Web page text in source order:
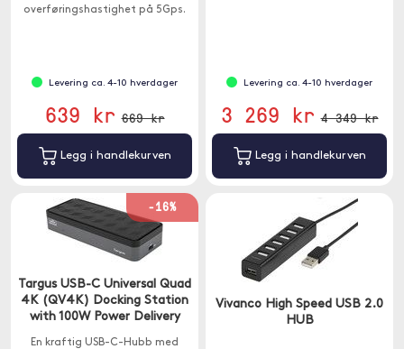
overføringshastighet på 5Gps.
Levering ca. 4-10 hverdager
639 kr 669 kr
Legg i handlekurven
Levering ca. 4-10 hverdager
3 269 kr 4 349 kr
Legg i handlekurven
-16%
Targus USB-C Universal Quad
4K (QV4K) Docking Station
with 100W Power Delivery
En kraftig USB-C-Hubb med
Vivanco High Speed USB 2.0
HUB